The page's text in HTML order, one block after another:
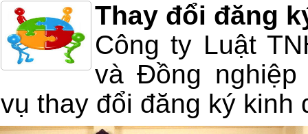
Thay đổi đăng
Công ty Luật
và Đồng nghiệp
vụ thay đổi đăng ký kinh